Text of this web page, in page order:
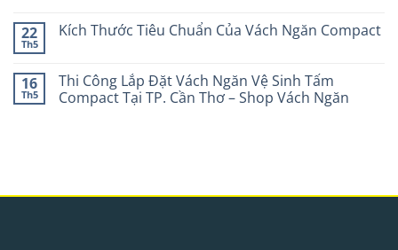
22
Th5
Kích Thước Tiêu Chuẩn Của Vách Ngăn Compact
16
Th5
Thi Công Lắp Đặt Vách Ngăn Vệ Sinh Tấm
Compact Tại TP. Cần Thơ – Shop Vách Ngăn